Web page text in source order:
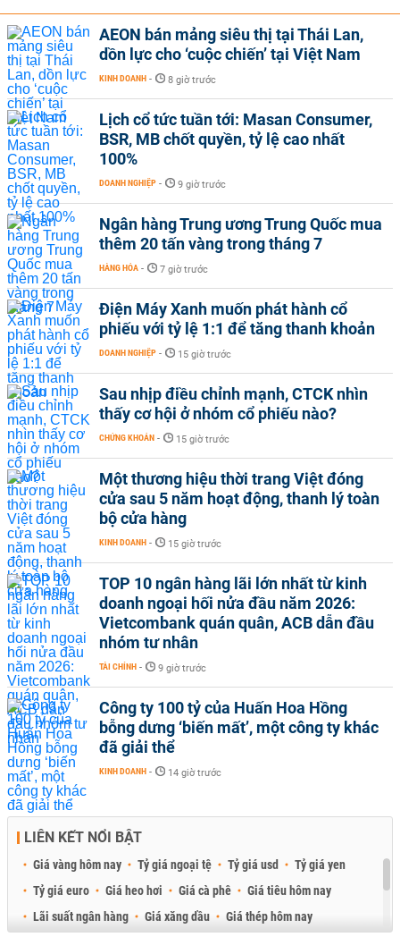
AEON bán mảng siêu thị tại Thái Lan,
dồn lực cho ‘cuộc chiến’ tại Việt Nam
KINH DOANH - 8 giờ trước
Lịch cổ tức tuần tới: Masan Consumer,
BSR, MB chốt quyền, tỷ lệ cao nhất
100%
DOANH NGHIỆP - 9 giờ trước
Ngân hàng Trung ương Trung Quốc mua
thêm 20 tấn vàng trong tháng 7
HÀNG HÓA - 7 giờ trước
Điện Máy Xanh muốn phát hành cổ
phiếu với tỷ lệ 1:1 để tăng thanh khoản
DOANH NGHIỆP - 15 giờ trước
Sau nhịp điều chỉnh mạnh, CTCK nhìn
thấy cơ hội ở nhóm cổ phiếu nào?
CHỨNG KHOÁN - 15 giờ trước
Một thương hiệu thời trang Việt đóng
cửa sau 5 năm hoạt động, thanh lý toàn
bộ cửa hàng
KINH DOANH - 15 giờ trước
TOP 10 ngân hàng lãi lớn nhất từ kinh
doanh ngoại hối nửa đầu năm 2026:
Vietcombank quán quân, ACB dẫn đầu
nhóm tư nhân
TÀI CHÍNH - 9 giờ trước
Công ty 100 tỷ của Huấn Hoa Hồng
bỗng dưng ‘biến mất’, một công ty khác
đã giải thể
KINH DOANH - 14 giờ trước
LIÊN KẾT NỔI BẬT
Giá vàng hôm nay Tỷ giá ngoại tệ Tỷ giá usd
Tỷ giá yen
Tỷ giá euro
Giá heo hơi Giá cà phê
Giá tiêu hôm nay
Lãi suất ngân hàng
Giá xăng dầu
Giá thép hôm nay